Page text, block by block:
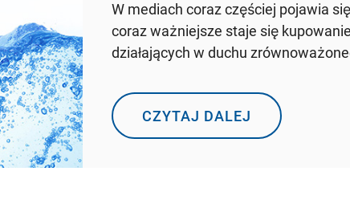
W mediach coraz częściej pojawia
coraz ważniejsze staje się
działających w duchu
CZYTAJ DALEJ